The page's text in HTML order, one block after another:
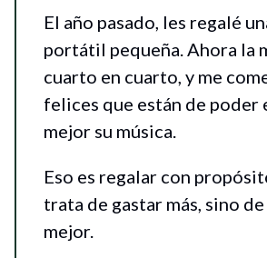
El año pasado, les regalé
portátil pequeña. Ahora la
cuarto en cuarto, y me
felices que están de poder
mejor su música.
Eso es regalar con
trata de gastar más, sino
mejor.